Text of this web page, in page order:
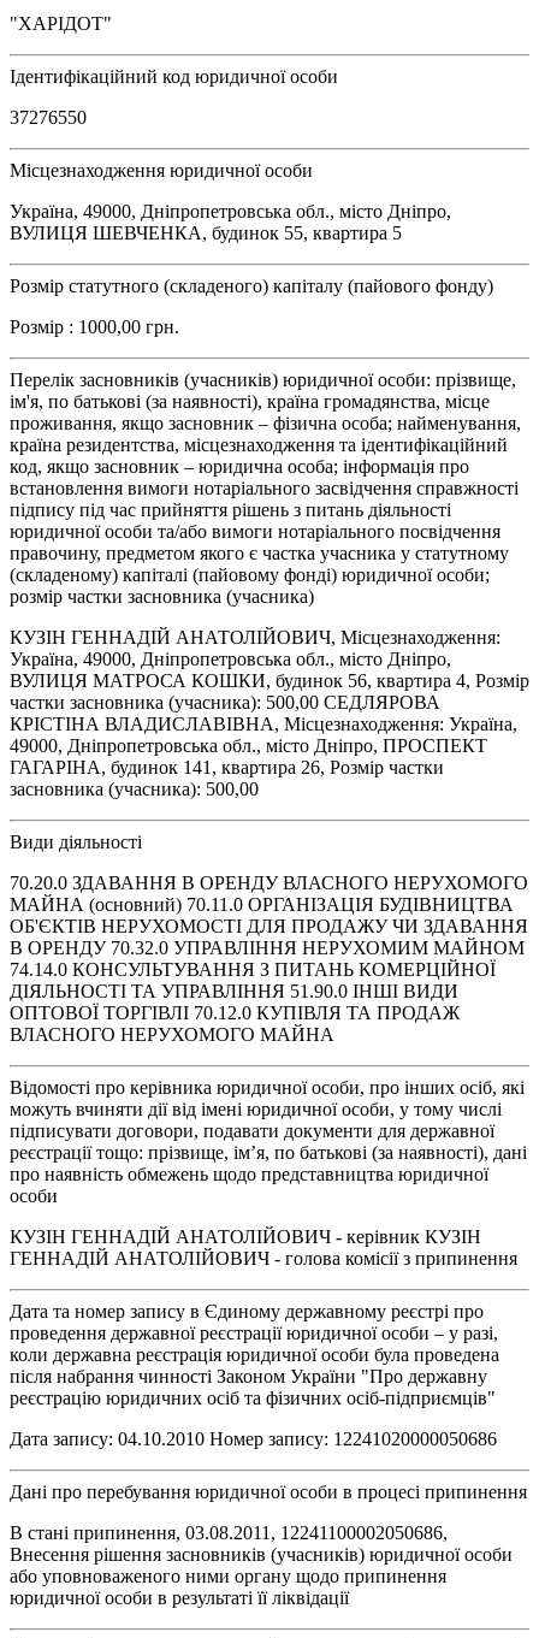
"ХАРІДОТ"
Ідентифікаційний код юридичної особи
37276550
Місцезнаходження юридичної особи
Україна, 49000, Дніпропетровська обл., місто Дніпро,
ВУЛИЦЯ ШЕВЧЕНКА, будинок 55, квартира 5
Розмір статутного (складеного) капіталу (пайового фонду)
Розмір : 1000,00 грн.
Перелік засновників (учасників) юридичної особи: прізвище,
ім'я, по батькові (за наявності), країна громадянства, місце
проживання, якщо засновник – фізична особа; найменування,
країна резидентства, місцезнаходження та ідентифікаційний
код, якщо засновник – юридична особа; інформація про
встановлення вимоги нотаріального засвідчення справжності
підпису під час прийняття рішень з питань діяльності
юридичної особи та/або вимоги нотаріального посвідчення
правочину, предметом якого є частка учасника у статутному
(складеному) капіталі (пайовому фонді) юридичної особи;
розмір частки засновника (учасника)
КУЗІН ГЕННАДІЙ АНАТОЛІЙОВИЧ, Місцезнаходження:
Україна, 49000, Дніпропетровська обл., місто Дніпро,
ВУЛИЦЯ МАТРОСА КОШКИ, будинок 56, квартира 4, Розмір
частки засновника (учасника): 500,00 СЕДЛЯРОВА
КРІСТІНА ВЛАДИСЛАВІВНА, Місцезнаходження: Україна,
49000, Дніпропетровська обл., місто Дніпро, ПРОСПЕКТ
ГАГАРІНА, будинок 141, квартира 26, Розмір частки
засновника (учасника): 500,00
Види діяльності
70.20.0 ЗДАВАННЯ В ОРЕНДУ ВЛАСНОГО НЕРУХОМОГО
МАЙНА (основний) 70.11.0 ОРГАНІЗАЦІЯ БУДІВНИЦТВА
ОБ'ЄКТІВ НЕРУХОМОСТІ ДЛЯ ПРОДАЖУ ЧИ ЗДАВАННЯ
В ОРЕНДУ 70.32.0 УПРАВЛІННЯ НЕРУХОМИМ МАЙНОМ
74.14.0 КОНСУЛЬТУВАННЯ З ПИТАНЬ КОМЕРЦІЙНОЇ
ДІЯЛЬНОСТІ ТА УПРАВЛІННЯ 51.90.0 ІНШІ ВИДИ
ОПТОВОЇ ТОРГІВЛІ 70.12.0 КУПІВЛЯ ТА ПРОДАЖ
ВЛАСНОГО НЕРУХОМОГО МАЙНА
Відомості про керівника юридичної особи, про інших осіб, які
можуть вчиняти дії від імені юридичної особи, у тому числі
підписувати договори, подавати документи для державної
реєстрації тощо: прізвище, ім’я, по батькові (за наявності), дані
про наявність обмежень щодо представництва юридичної
особи
КУЗІН ГЕННАДІЙ АНАТОЛІЙОВИЧ - керівник КУЗІН
ГЕННАДІЙ АНАТОЛІЙОВИЧ - голова комісії з припинення
Дата та номер запису в Єдиному державному реєстрі про
проведення державної реєстрації юридичної особи – у разі,
коли державна реєстрація юридичної особи була проведена
після набрання чинності Законом України "Про державну
реєстрацію юридичних осіб та фізичних осіб-підприємців"
Дата запису: 04.10.2010 Номер запису: 12241020000050686
Дані про перебування юридичної особи в процесі припинення
В стані припинення, 03.08.2011, 12241100002050686,
Внесення рішення засновників (учасників) юридичної особи
або уповноваженого ними органу щодо припинення
юридичної особи в результаті її ліквідації